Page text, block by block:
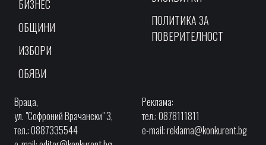
БИЗНЕС
ОБЩИНИ
ИЗБОРИ
ОБЯВИ
ПОЛИТИКА ЗА
ПОВЕРИТЕЛНОСТ
Враца,
ул. "Софроний Врачански" 3,
тел.: 0887335544
Реклама:
тел.: 0878111811
e-mail:reklama@konkurent.bg